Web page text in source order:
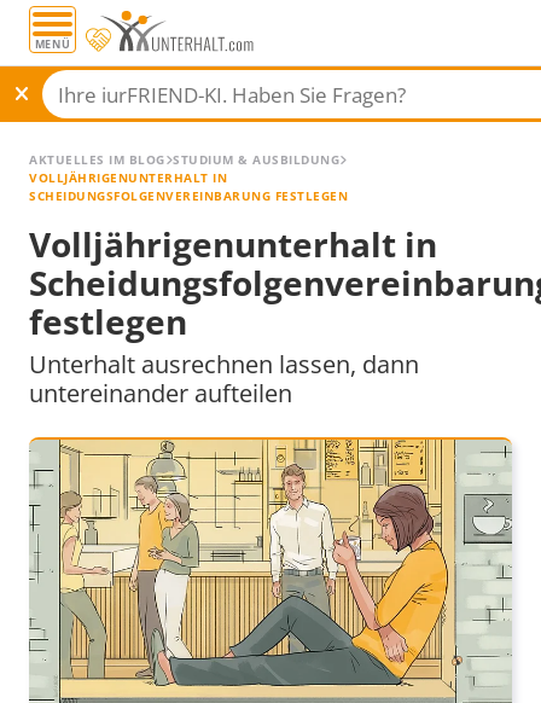
MENÜ
AKTUELLES IM BLOG STUDIUM & AUSBILDUNG
VOLLJÄHRIGENUNTERHALT IN
SCHEIDUNGSFOLGENVEREINBARUNG FESTLEGEN
Volljährigenunterhalt in
festlegen
Unterhalt ausrechnen lassen, dann
untereinander aufteilen